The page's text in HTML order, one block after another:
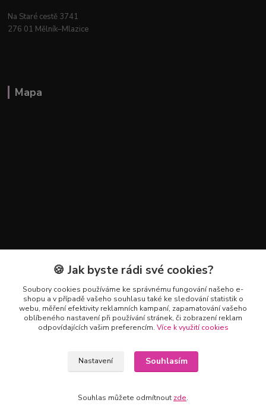
Na Staré cestě 3741
276 01 Mělník–Mlazice
Mapa
Kontakty
+420 602 223 614
info@zahradnictvipetro.cz
🍪 Jak byste rádi své cookies?
Soubory cookies používáme ke správnému fungování našeho e-
shopu a v případě vašeho souhlasu také ke sledování statistik o
webu, měření efektivity reklamních kampaní, zapamatování vašeho
oblíbeného nastavení při používání stránek, či zobrazení reklam
odpovídajících vašim preferencím. Více k využití cookies
Nastavení Souhlasím
Souhlas můžete odmítnout zde.